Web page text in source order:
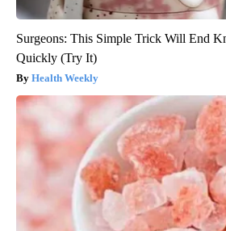
Surgeons: This Simple Trick Will End
Quickly (Try It)
Health Weekly